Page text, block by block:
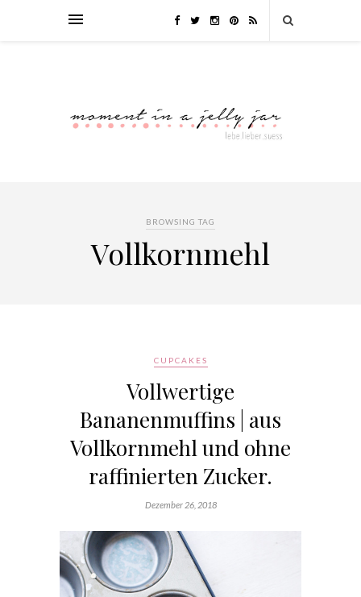
BROWSING TAG
Vollkornmehl
CUPCAKES
Vollwertige
Bananenmuffins | aus
Vollkornmehl und ohne
raffinierten Zucker.
Dezember 26, 2018